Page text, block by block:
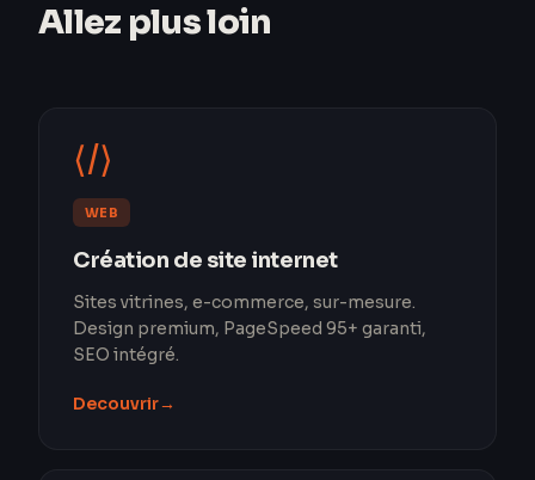
Allez plus loin
⟨/⟩
WEB
Création de site internet
Sites vitrines, e-commerce, sur-mesure.
Design premium, PageSpeed 95+ garanti,
SEO intégré.
Decouvrir→